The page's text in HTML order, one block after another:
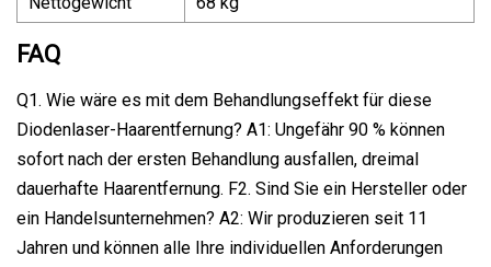
FAQ
Q1. Wie wäre es mit dem Behandlungseffekt für diese
Diodenlaser-Haarentfernung? A1: Ungefähr 90 % können
sofort nach der ersten Behandlung ausfallen, dreimal
dauerhafte Haarentfernung. F2. Sind Sie ein Hersteller oder
ein Handelsunternehmen? A2: Wir produzieren seit 11
Jahren und können alle Ihre individuellen Anforderungen